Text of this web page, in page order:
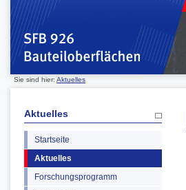
Sie sind hier: Aktuelles
Aktuelles
Startseite
Aktuelles
Forschungsprogramm